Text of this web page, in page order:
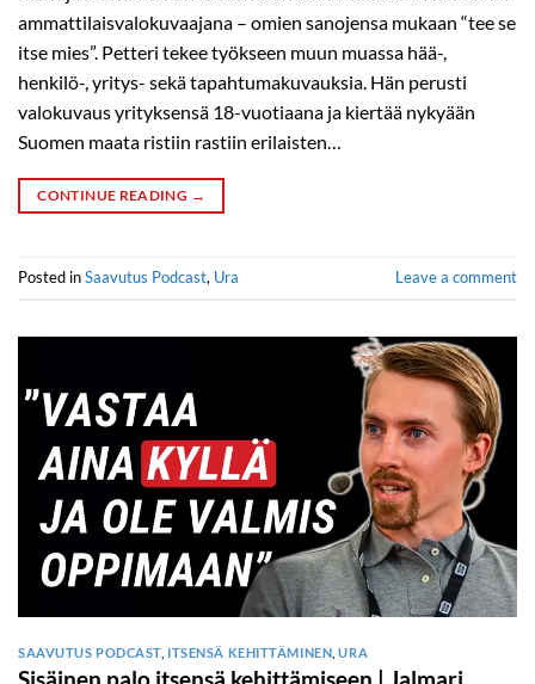
ammattilaisvalokuvaajana – omien sanojensa mukaan “tee se
itse mies”. Petteri tekee työkseen muun muassa hää-,
henkilö-, yritys- sekä tapahtumakuvauksia. Hän perusti
valokuvaus yrityksensä 18-vuotiaana ja kiertää nykyään
Suomen maata ristiin rastiin erilaisten…
CONTINUE READING →
Posted inSaavutus Podcast, Ura Leave a comment
SAAVUTUS PODCAST, ITSENSÄ KEHITTÄMINEN ,URA